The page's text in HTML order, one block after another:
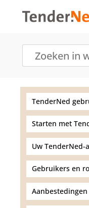
TenderNed
Starten met
Uw TenderNed-
Gebruikers en